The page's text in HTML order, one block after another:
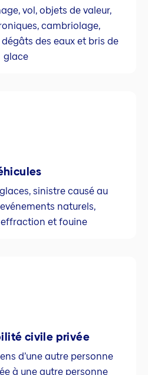
vol, objets de valeur,
cambriolage,
des eaux et bris de
glace
sinistre causé au
naturels,
et fouine
civile privée
d’une autre personne
à une autre personne